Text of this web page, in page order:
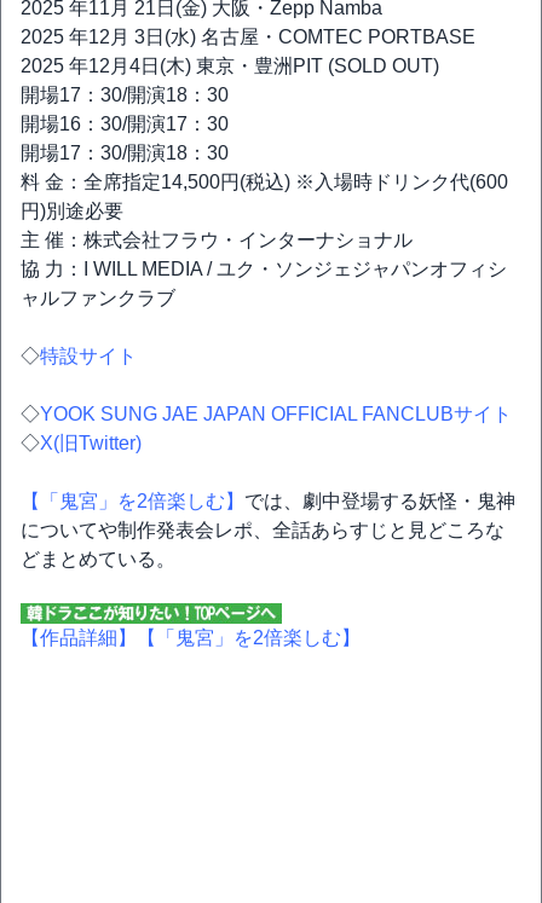
2025 年11月 21日(金) 大阪・Zepp Namba
2025 年12月 3日(水) 名古屋・COMTEC PORTBASE
2025 年12月4日(木) 東京・豊洲PIT (SOLD OUT)
開場17：30/開演18：30
開場16：30/開演17：30
開場17：30/開演18：30
料 金：全席指定14,500円(税込) ※入場時ドリンク代(600
円)別途必要
主 催：株式会社フラウ・インターナショナル
協 力：I WILL MEDIA / ユク・ソンジェジャパンオフィシ
ャルファンクラブ
◇特設サイト
◇YOOK SUNG JAE JAPAN OFFICIAL FANCLUBサイト
◇X(旧Twitter)
【「鬼宮」を2倍楽しむ】 では、劇中登場する妖怪・鬼神
についてや制作発表会レポ、全話あらすじと見どころな
どまとめている。
【作品詳細】 【「鬼宮」を2倍楽しむ】